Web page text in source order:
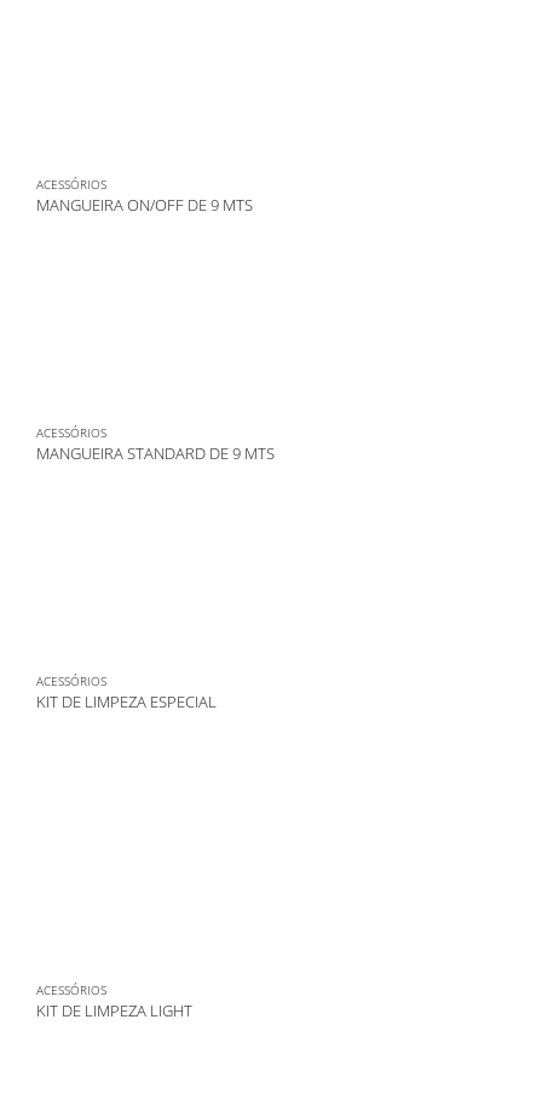
ACESSÓRIOS
MANGUEIRA ON/OFF DE 9 MTS
ACESSÓRIOS
MANGUEIRA STANDARD DE 9 MTS
ACESSÓRIOS
KIT DE LIMPEZA ESPECIAL
ACESSÓRIOS
KIT DE LIMPEZA LIGHT